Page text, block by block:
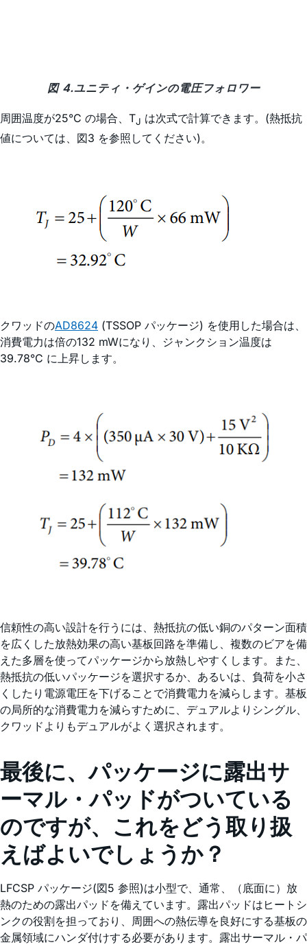
図 4.ユニティ・ゲインの電圧フォロワー
周囲温度が25°C の場合、TJ は次式で計算できます。(熱抵抗
値については、図3 を参照してください)。
クワッドのAD8624 (TSSOP パッケージ) を使用した場合は、
消費電力は倍の132 mWになり、ジャンクション温度は
39.78°C に上昇します。
信頼性の高い設計を行うには、熱抵抗の低い銅のパターン面積
を広くした放熱効果の高い基板回路を準備し、複数のビアを備
えた多層を使ってパッケージから放熱しやすくします。また、
熱抵抗の低いパッケージを選択するか、あるいは、負荷を小さ
くしたり電源電圧を下げることで消費電力を減らします。基板
の局所的な消費電力を減らすために、デュアルよりシングル、
クワッドよりもデュアルがよく選択されます。
最後に、パッケージに露出サ
ーマル・パッドがついている
のですが、これをどう取り扱
えばよいでしょうか？
LFCSP パッケージ(図5 参照)は小型で、通常、（底面に）放
熱のための露出パッドを備えています。露出パッドはヒートシ
ンクの役割を担っており、周囲への熱伝導を良好にする基板の
金属領域にハンダ付けする必要があります。露出サーマル・パ